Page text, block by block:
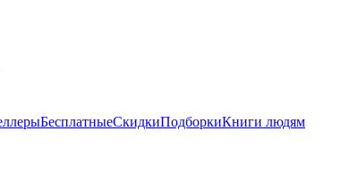
БесплатныеСкидкиПодборкиКниги людям